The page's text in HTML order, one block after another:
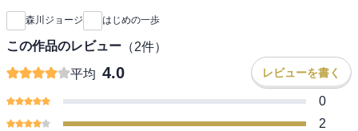
森川ジョージ はじめの一歩
この作品のレビュー （2件）
平均 4.0 レビューを書く
0
2